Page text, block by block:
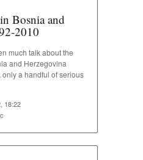
Bosnia and
2010
much talk about the
and Herzegovina
a handful of serious
18:22